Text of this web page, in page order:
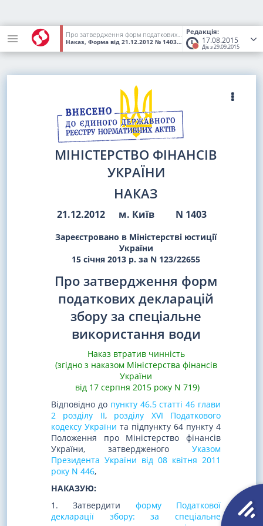
Редакція:
17.08.2015
Діє з 29.09.2015
Про затвердження форм податкових декларацій збору за спеціальне використання води
Наказ, Форма від 21.12.2012 № 1403 (Статус: Втратив чинність)
МІНІСТЕРСТВО ФІНАНСІВ
УКРАЇНИ
НАКАЗ
21.12.2012 м. Київ N 1403
Зареєстровано в Міністерстві юстиції
України
15 січня 2013 р. за N 123/22655
Про затвердження форм
податкових декларацій
збору за спеціальне
використання води
Наказ втратив чинність
(згідно з наказом Міністерства фінансів
України
від 17 серпня 2015 року N 719)
Відповідно до пункту 46.5 статті 46 глави
2 розділу II, розділу XVI Податкового
кодексу України та підпункту 64 пункту 4
Положення про Міністерство фінансів
України, затвердженого Указом
Президента України від 08 квітня 2011
року N 446,
НАКАЗУЮ:
1. Затвердити форму Податкової
декларації збору: за спеціальне